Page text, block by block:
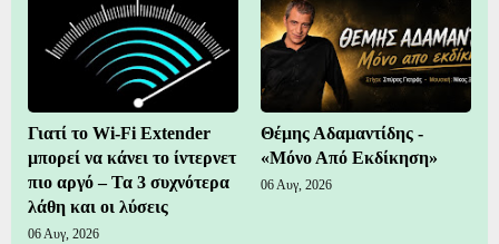
Γιατί το Wi-Fi Extender
μπορεί να κάνει το ίντερνετ
πιο αργό – Τα 3 συχνότερα
λάθη και οι λύσεις
06 Αυγ, 2026
Θέμης Αδαμαντίδης -
«Μόνο Από Εκδίκηση»
06 Αυγ, 2026